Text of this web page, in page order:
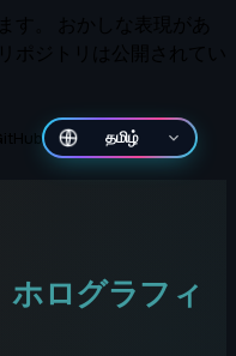
GitHub தமிழ்
ホログラフィ